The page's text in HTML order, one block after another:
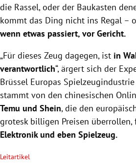
die Rassel, oder der Baukasten
kommt das Ding nicht ins Regal –
wenn etwas passiert, vor Gericht.
„Für dieses Zeug dagegen, ist in
verantwortlich“, ärgert sich der
Brüssel Europas
stammt von den chinesischen
Temu und Shein, die den
grotesk billigen Preisen überrollen,
Elektronik und eben Spielzeug.
Leitartikel